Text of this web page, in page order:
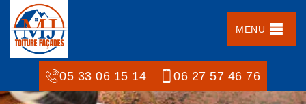
MENU
05 33 06 15 14 06 27 57 46 76